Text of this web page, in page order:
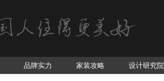
品牌实力 家装攻略 设计研究院